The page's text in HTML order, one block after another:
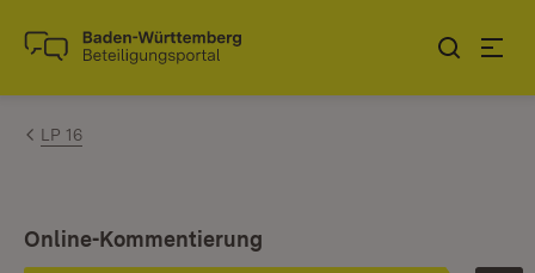
Zum Inhalt springen
Link zur Startseite
LP 16
Online-Kommentierung